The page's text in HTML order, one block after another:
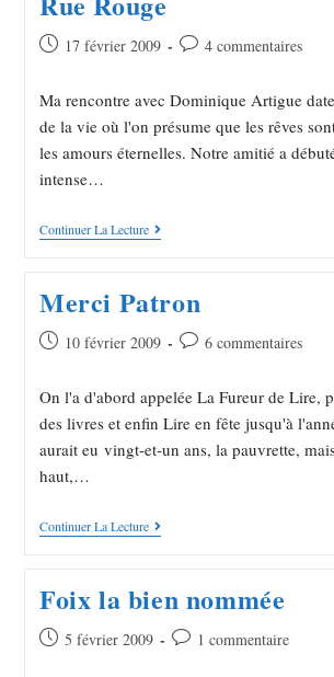
17 février 2009 4 commentaires
Ma rencontre avec Dominique Artigue
de la vie où l'on présume que les rêves
les amours éternelles. Notre amitié a
intense…
Continuer La Lecture
Merci Patron
10 février 2009 6 commentaires
On l'a d'abord appelée La Fureur de Lire,
des livres et enfin Lire en fête jusqu'à
aurait eu vingt-et-un ans, la pauvrette,
haut,…
Continuer La Lecture
Foix la bien nommée
5 février 2009 1 commentaire